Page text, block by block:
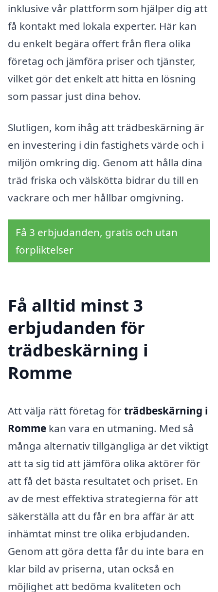
inklusive vår plattform som hjälper dig att
få kontakt med lokala experter. Här kan
du enkelt begära offert från flera olika
företag och jämföra priser och tjänster,
vilket gör det enkelt att hitta en lösning
som passar just dina behov.
Slutligen, kom ihåg att trädbeskärning är
en investering i din fastighets värde och i
miljön omkring dig. Genom att hålla dina
träd friska och välskötta bidrar du till en
vackrare och mer hållbar omgivning.
Få 3 erbjudanden, gratis och utan
förpliktelser
Få alltid minst 3
erbjudanden för
trädbeskärning i
Romme
Att välja rätt företag förträdbeskärning i
Romme kan vara en utmaning. Med så
många alternativ tillgängliga är det viktigt
att ta sig tid att jämföra olika aktörer för
att få det bästa resultatet och priset. En
av de mest effektiva strategierna för att
säkerställa att du får en bra affär är att
inhämtat minst tre olika erbjudanden.
Genom att göra detta får du inte bara en
klar bild av priserna, utan också en
möjlighet att bedöma kvaliteten och